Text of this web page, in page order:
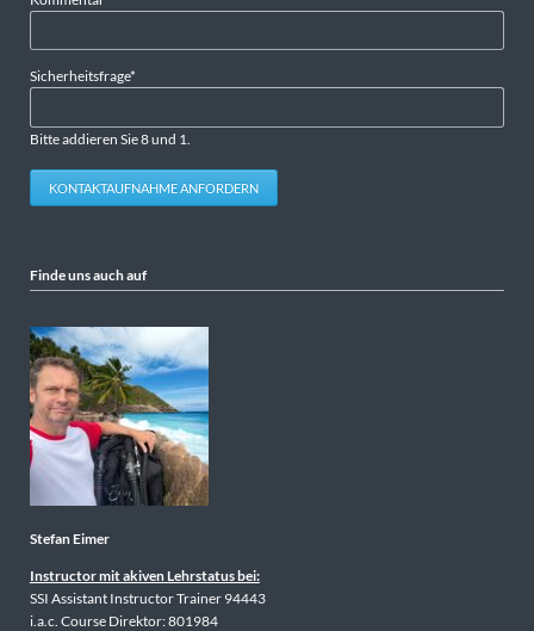
Pflichtfeld
Sicherheitsfrage*
Bitte addieren Sie 8 und 1.
KONTAKTAUFNAHME ANFORDERN
Finde uns auch auf
Stefan Eimer
Instructor mit akiven Lehrstatus bei:
SSI Assistant Instructor Trainer 94443
i.a.c. Course Direktor: 801984